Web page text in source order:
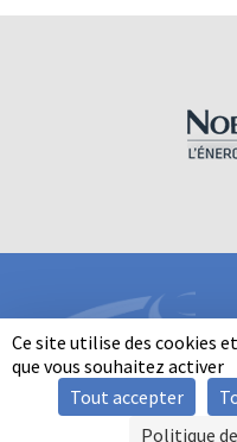
Ce site utilise des cookies
que vous souhaitez activer
Tout accepter
Politique
INFORMATIONS